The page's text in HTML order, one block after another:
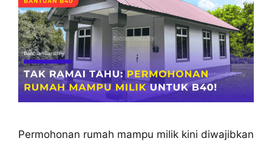
Permohonan rumah mampu milik kini diwajibkan